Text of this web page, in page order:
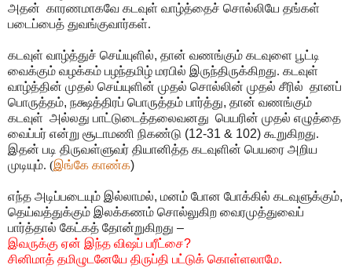
அதன் காரணமாகவே கடவுள் வாழ்த்தைச் சொல்லியே தங்கள்
படைப்பைத் துவங்குவார்கள்.
கடவுள் வாழ்த்துச் செய்யுளில், தான் வணங்கும் கடவுளை பூட்டி
வைக்கும் வழக்கம் பழந்தமிழ் மரபில் இருந்திருக்கிறது. கடவுள்
வாழ்த்தின் முதல் செய்யுளின் முதல் சொல்லின் முதல் சீரில் தானப்
பொருத்தம், நக்ஷத்திரப் பொருத்தம் பார்த்து, தான் வணங்கும்
கடவுள் அல்லது பாட்டுடைத்தலைவனது பெயரின் முதல் எழுத்தை
வைப்பர் என்று சூடாமணி நிகண்டு (12-31 & 102) கூறுகிறது.
இதன் படி திருவள்ளுவர் தியானித்த கடவுளின் பெயரை அறிய
முடியும். (இங்கே காண்க)
எந்த அடிப்படையும் இல்லாமல், மனம் போன போக்கில் கடவுளுக்கும்,
தெய்வத்துக்கும் இலக்கணம் சொல்லுகிற வைரமுத்துவைப்
பார்த்தால் கேட்கத் தோன்றுகிறது –
இவருக்கு ஏன் இந்த விஷப் பரீட்சை?
சினிமாத் தமிழுடனேயே திருப்தி பட்டுக் கொள்ளலாமே.